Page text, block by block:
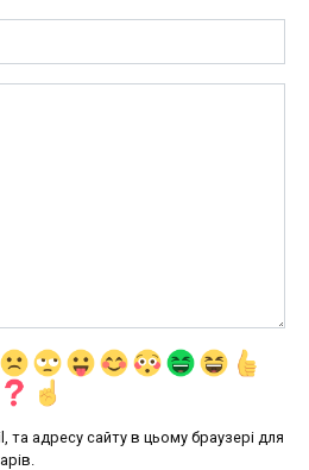
та адресу сайту в цьому браузері для